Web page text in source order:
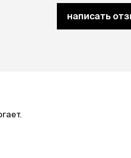
организм относится к
написать